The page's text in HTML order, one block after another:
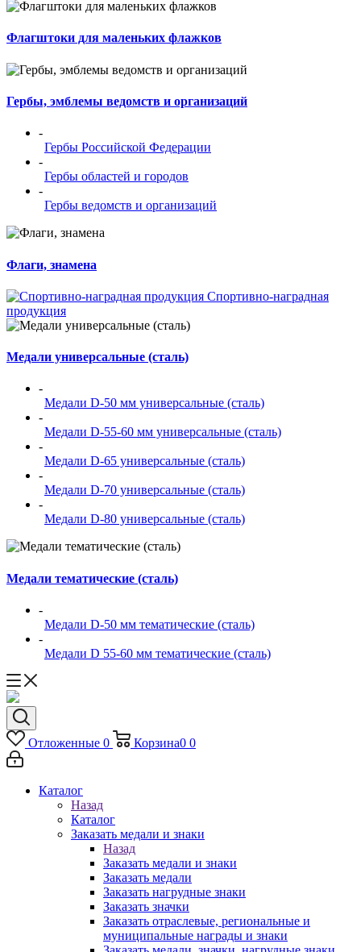
Флагштоки для маленьких флажков
Гербы, эмблемы ведомств и организаций
-
Гербы Российской Федерации
-
Гербы областей и городов
-
Гербы ведомств и организаций
Флаги, знамена
Спортивно-наградная
продукция
Медали универсальные (сталь)
-
Медали D-50 мм универсальные (сталь)
-
Медали D-55-60 мм универсальные (сталь)
-
Медали D-65 универсальные (сталь)
-
Медали D-70 универсальные (сталь)
-
Медали D-80 универсальные (сталь)
Медали тематические (сталь)
-
Медали D-50 мм тематические (сталь)
-
Медали D 55-60 мм тематические (сталь)
Отложенные 0 Корзина0 0
Каталог
Назад
Каталог
Заказать медали и знаки
Назад
Заказать медали и знаки
Заказать медали
Заказать нагрудные знаки
Заказать значки
Заказать отраслевые, региональные и
муниципальные награды и знаки